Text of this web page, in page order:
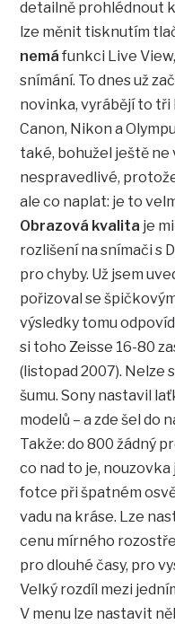
detailně prohlédnout
lze měnit tisknutím
nemá funkci Live
snímání. To dnes už
novinka, vyrábějí to tři
Canon, Nikon a
také, bohužel ještě ne
nespravedlivé,
ale co naplat: je to
Obrazová kvalita je
rozlišení na snímači s
pro chyby. Už jsem
pořizoval se
výsledky tomu
si toho Zeisse 16-80
(listopad 2007). Nelze
šumu. Sony nastavil
modelů – a zde šel do
Takže: do 800 žádný
co nad to je,
fotce při špatném
vadu na kráse. Lze
cenu mírného
pro dlouhé časy, pro
Velký rozdíl mezi
V menu lze nastavit